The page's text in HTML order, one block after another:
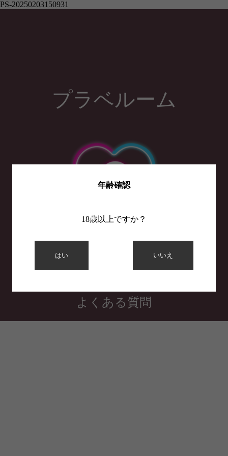
年齢確認
18歳以上ですか？
はい いいえ
PS-20250203150931
プラベルーム
利用規約
プライバシーポリシー
よくある質問